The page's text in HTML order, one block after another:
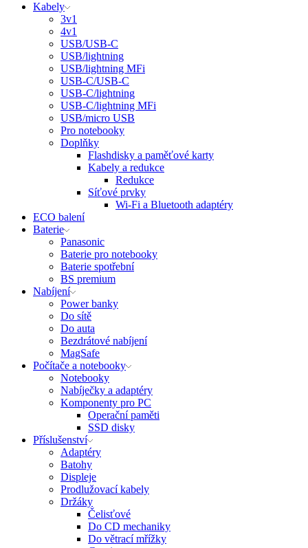
Kabely
3v1
4v1
USB/USB-C
USB/lightning
USB/lightning MFi
USB-C/USB-C
USB-C/lightning
USB-C/lightning MFi
USB/micro USB
Pro notebooky
Doplňky
Flashdisky a paměťové karty
Kabely a redukce
Redukce
Síťové prvky
Wi-Fi a Bluetooth adaptéry
ECO balení
Baterie
Panasonic
Baterie pro notebooky
Baterie spotřební
BS premium
Nabíjení
Power banky
Do sítě
Do auta
Bezdrátové nabíjení
MagSafe
Počítače a notebooky
Notebooky
Nabíječky a adaptéry
Komponenty pro PC
Operační paměti
SSD disky
Příslušenství
Adaptéry
Batohy
Displeje
Prodlužovací kabely
Držáky
Čelisťové
Do CD mechaniky
Do větrací mřížky